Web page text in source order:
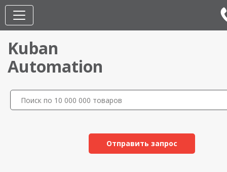
Kuban
Automation
Отправить запрос